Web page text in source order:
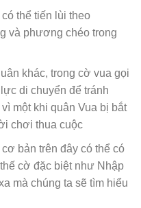
thể tiến lùi theo
và phương chéo trong
khác, trong cờ vua gọi
lực di chuyển để tránh
một khi quân Vua bị bắt
chơi thua cuộc
bản trên đây có thể có
cờ đặc biệt như Nhập
mà chúng ta sẽ tìm hiểu